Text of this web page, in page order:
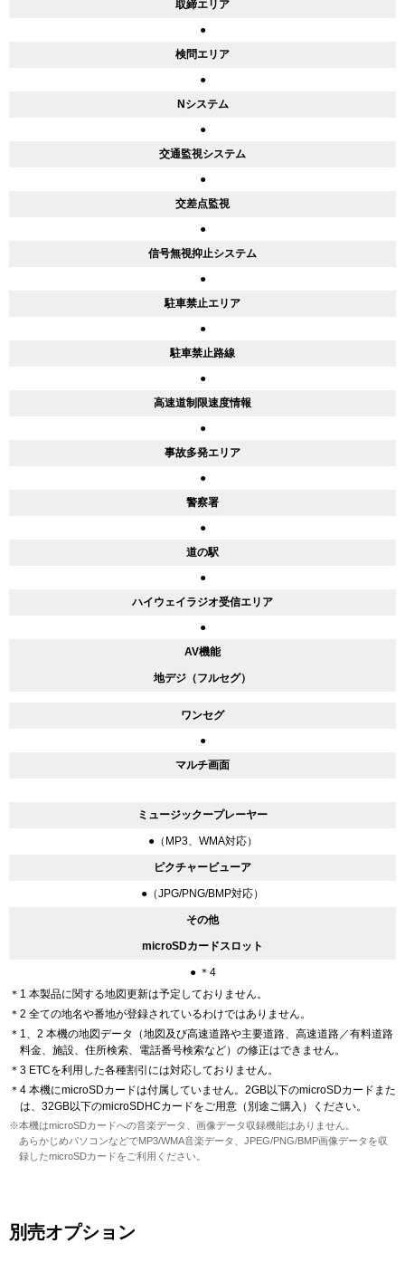
取締エリア
●
検問エリア
●
Nシステム
●
交通監視システム
●
交差点監視
●
信号無視抑止システム
●
駐車禁止エリア
●
駐車禁止路線
●
高速道制限速度情報
●
事故多発エリア
●
警察署
●
道の駅
●
ハイウェイラジオ受信エリア
●
AV機能
地デジ（フルセグ）
ワンセグ
●
マルチ画面
ミュージックープレーヤー
●（MP3、WMA対応）
ピクチャービューア
●（JPG/PNG/BMP対応）
その他
microSDカードスロット
● ＊4
＊1 本製品に関する地図更新は予定しておりません。
＊2 全ての地名や番地が登録されているわけではありません。
＊1、2 本機の地図データ（地図及び高速道路や主要道路、高速道路／有料道路
料金、施設、住所検索、電話番号検索など）の修正はできません。
＊3 ETCを利用した各種割引には対応しておりません。
＊4 本機にmicroSDカードは付属していません。2GB以下のmicroSDカードまた
は、32GB以下のmicroSDHCカードをご用意（別途ご購入）ください。
※本機はmicroSDカードへの音楽データ、画像データ収録機能はありません。
あらかじめパソコンなどでMP3/WMA音楽データ、JPEG/PNG/BMP画像データを収
録したmicroSDカードをご利用ください。
別売オプション